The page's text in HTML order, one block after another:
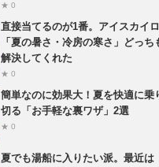
★ 0
直接当てるのが1番。アイスカイ
「夏の暑さ・冷房の寒さ」どっち
解決してくれた
★ 0
簡単なのに効果大！夏を快適に乗
切る「お手軽な裏ワザ」2選
★ 0
夏でも湯船に入りたい派。最近は